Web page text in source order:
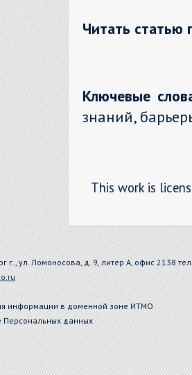
Читать статью
Ключевые
знаний,
This work is
г., ул. Ломоносова, д. 9, литер А, офис 2138
информации в доменной зоне ИТМО
Персональных данных